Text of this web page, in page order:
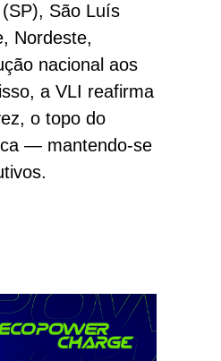
São Luís
Nordeste,
nacional aos
a VLI reafirma
o topo do
— mantendo-se